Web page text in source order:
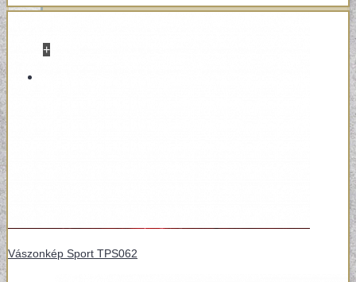
+
Vászonkép Sport TPS062